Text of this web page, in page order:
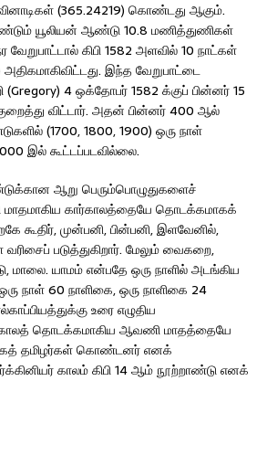
(365.24219) கொண்டது ஆகும்.
யூலியன் ஆண்டு 10.8 மணித்துணிகள்
கிபி 1582 அளவில் 10 நாட்கள்
அதிகமாகிவிட்டது. இந்த வேறுபாட்டை
4 ஒக்தோபர் 1582 க்குப் பின்னர் 15
விட்டார். அதன் பின்னர் 400 ஆல்
(1700, 1800, 1900) ஒரு நாள்
இல் கூட்டப்படவில்லை.
ஆறு பெரும்பொழுதுகளைச்
கார்காலத்தையே தொடக்கமாகக்
கூதிர், முன்பனி, பின்பனி, இளவேனில்,
படுத்துகிறார். மேலும் வைகறை,
மாலை. யாமம் என்பதே ஒரு நாளில் அடங்கிய
நாள் 60 நாளிகை, ஒரு நாளிகை 24
உரை எழுதிய
தொடக்கமாகிய ஆவணி மாதத்தையே
தமிழர்கள் கொண்டனர் எனக்
காலம் கிபி 14 ஆம் நூற்றாண்டு எனக்